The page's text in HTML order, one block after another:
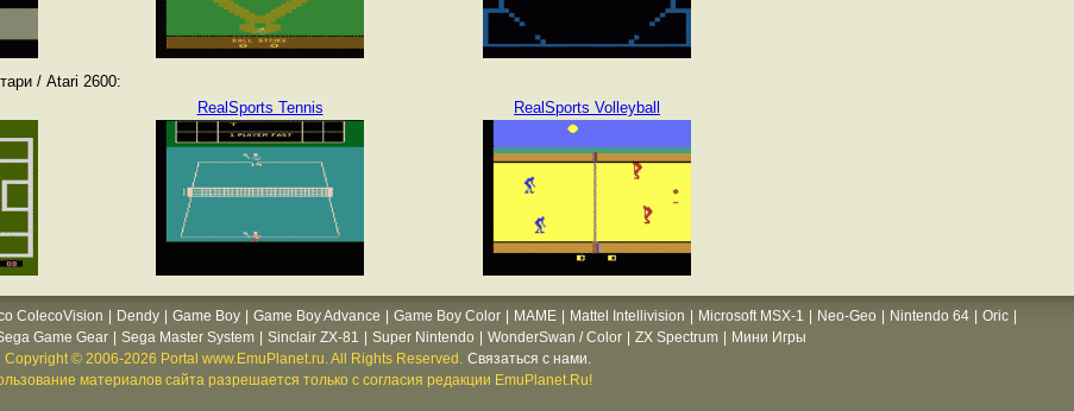
/ Atari 2600:
RealSports Tennis RealSports Volleyball
ColecoVision Dendy Game Boy Game Boy Advance Game Boy Color MAME Mattel Intellivision Microsoft MSX-1 Neo-Geo Nintendo 64 Oric
Game Gear Sega Master System Sinclair ZX-81 Super Nintendo WonderSwan / Color ZX Spectrum
Мини Игры
Copyright © 2006-2026 Portal www.EmuPlanet.ru. All Rights Reserved. Связаться с нами.
материалов сайта разрешается только с согласия редакции EmuPlanet.Ru!